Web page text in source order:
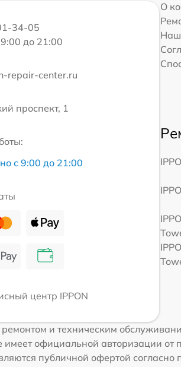
34-05
до 21:00
repair-center.ru
проспект, 1
с 9:00 до 21:00
центр IPPON
О
и техническим
имеет официальной авторизации от
публичной офертой